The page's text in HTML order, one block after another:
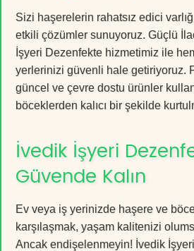
Sizi haşerelerin rahatsız edici
etkili çözümler sunuyoruz. Güçlü
İşyeri Dezenfekte hizmetimiz ile
yerlerinizi güvenli hale getiriyoruz.
güncel ve çevre dostu ürünler
böceklerden kalıcı bir şekilde
İvedik İşyeri
Güvende Kalın
Ev veya iş yerinizde haşere ve
karşılaşmak, yaşam kalitenizi
Ancak endişelenmeyin! İvedik